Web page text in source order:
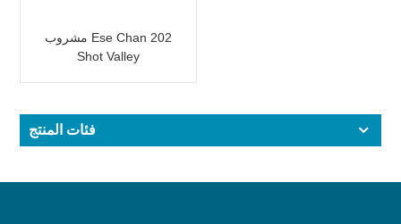
مشروب Ese Chan 202
Shot Valley
فئات المنتج